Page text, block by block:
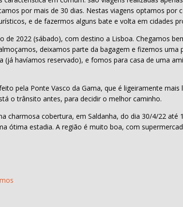
por mais de 30 dias. Nestas viagens optamos por
e de fazermos alguns bate e volta em cidades
de 2022 (sábado), com destino a Lisboa. Chegamos
deixamos parte da bagagem e fizemos uma
havíamos reservado), e fomos para casa de uma
pela Ponte Vasco da Gama, que é ligeiramente
o trânsito antes, para decidir o melhor caminho.
charmosa cobertura, em Saldanha, do dia 30/4/22 até
ótima estadia. A região é muito boa, com